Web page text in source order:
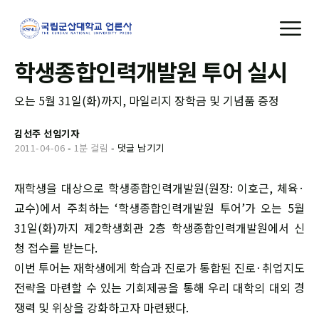
학생종합인력개발원 투어 실시
오는 5월 31일(화)까지, 마일리지 장학금 및 기념품 증정
김선주 선임기자
2011-04-06 - 1분 걸림 - 댓글 남기기
재학생을 대상으로 학생종합인력개발원(원장: 이호근, 체육·
교수)에서 주최하는 ‘학생종합인력개발원 투어’가 오는 5월
31일(화)까지 제2학생회관 2층 학생종합인력개발원에서 신
청 접수를 받는다.
이번 투어는 재학생에게 학습과 진로가 통합된 진로·취업지도
전략을 마련할 수 있는 기회제공을 통해 우리 대학의 대외 경
쟁력 및 위상을 강화하고자 마련됐다.